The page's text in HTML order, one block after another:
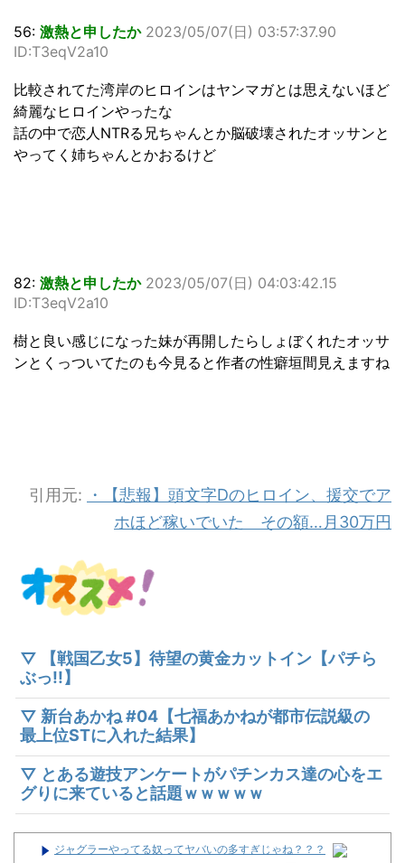
56: 激熱と申したか 2023/05/07(日) 03:57:37.90
ID:T3eqV2a10
比較されてた湾岸のヒロインはヤンマガとは思えないほど
綺麗なヒロインやったな
話の中で恋人NTRる兄ちゃんとか脳破壊されたオッサンと
やってく姉ちゃんとかおるけど
82: 激熱と申したか 2023/05/07(日) 04:03:42.15
ID:T3eqV2a10
樹と良い感じになった妹が再開したらしょぼくれたオッサ
ンとくっついてたのも今見ると作者の性癖垣間見えますね
引用元:
・【悲報】頭文字Dのヒロイン、援交でア
ホほど稼いでいた その額…月30万円
▽ 【戦国乙女5】待望の黄金カットイン【パチら
ぶっ!!】
▽ 新台あかね #04【七福あかねが都市伝説級の
最上位STに入れた結果】
▽ とある遊技アンケートがパチンカス達の心をエ
グりに来ていると話題ｗｗｗｗｗ
ジャグラーやってる奴ってヤバいの多すぎじゃね？？？